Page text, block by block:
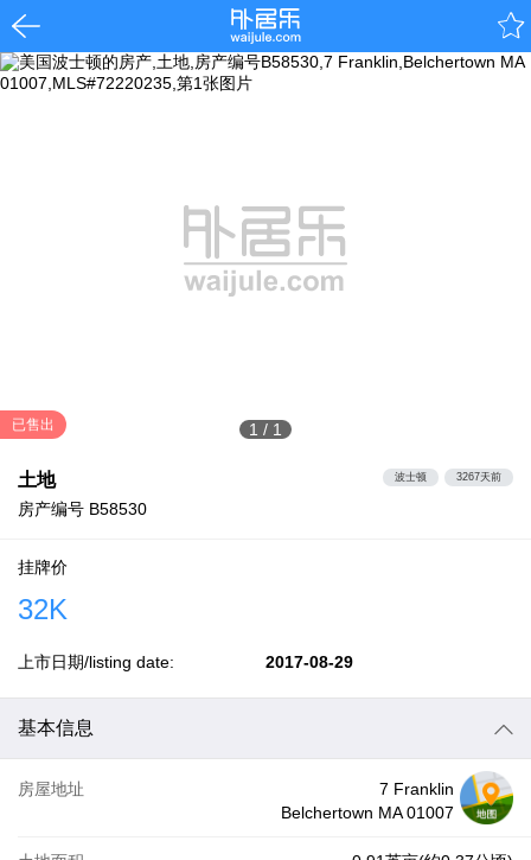
1 / 1
已售出
土地
房产编号 B58530
波士顿 3267天前
挂牌价
32K
上市日期/listing date: 2017-08-29
基本信息
房屋地址
7 Franklin
Belchertown MA 01007